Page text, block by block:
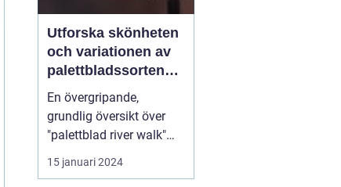
Utforska skönheten
och variationen av
palettbladssorten
River Walk
En övergripande,
grundlig översikt över
"palettblad river walk"
"Paleltblad River Walk"
är en mångsidig sort av
15 januari 2024